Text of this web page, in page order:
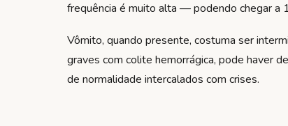
frequência é muito alta — podendo chegar a
Vômito, quando presente, costuma ser
graves com colite hemorrágica, pode haver
de normalidade intercalados com crises.